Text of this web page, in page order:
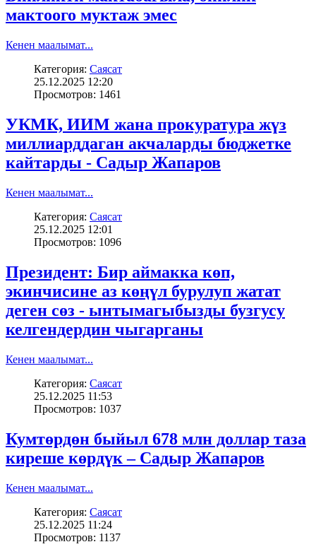
мактоого муктаж эмес
Кенен маалымат...
Категория: Саясат
25.12.2025 12:20
Просмотров: 1461
УКМК, ИИМ жана прокуратура жүз
миллиарддаган акчаларды бюджетке
кайтарды - Садыр Жапаров
Кенен маалымат...
Категория: Саясат
25.12.2025 12:01
Просмотров: 1096
Президент: Бир аймакка көп,
экинчисине аз көңүл бурулуп жатат
деген сөз - ынтымагыбызды бузгусу
келгендердин чыгарганы
Кенен маалымат...
Категория: Саясат
25.12.2025 11:53
Просмотров: 1037
Кумтөрдөн быйыл 678 млн доллар таза
киреше көрдүк – Садыр Жапаров
Кенен маалымат...
Категория: Саясат
25.12.2025 11:24
Просмотров: 1137